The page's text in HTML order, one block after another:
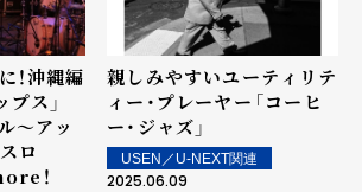
！沖縄編
プス」
～アッ
ロ
！
親しみやすいユーティリテ
ィー・プレーヤー――「コーヒ
ー・ジャズ」
USEN／U-NEXT関連
2025.06.09